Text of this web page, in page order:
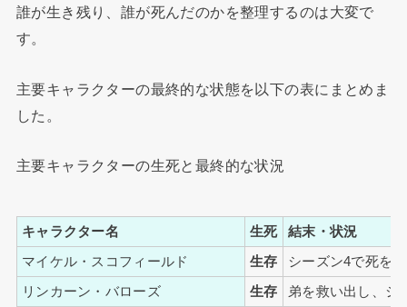
誰が生き残り、誰が死んだのかを整理するのは大変で
す。
主要キャラクターの最終的な状態を以下の表にまとめま
した。
主要キャラクターの生死と最終的な状況
キャラクター名 生死 結末・状況
マイケル・スコフィールド 生存 シーズン4で死を
リンカーン・バローズ 生存 弟を救い出し、シ